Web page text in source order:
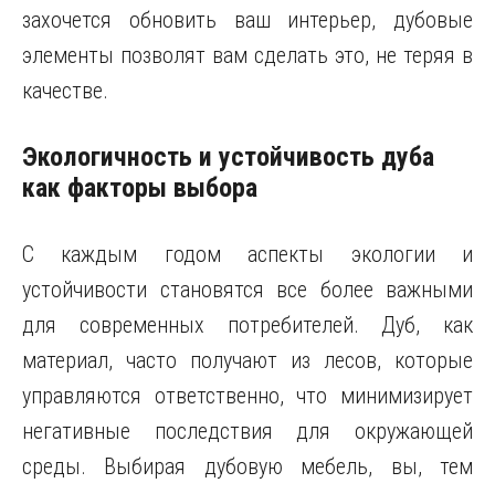
захочется обновить ваш интерьер, дубовые
элементы позволят вам сделать это, не теряя в
качестве.
Экологичность и устойчивость дуба
как факторы выбора
С каждым годом аспекты экологии и
устойчивости становятся все более важными
для современных потребителей. Дуб, как
материал, часто получают из лесов, которые
управляются ответственно, что минимизирует
негативные последствия для окружающей
среды. Выбирая дубовую мебель, вы, тем